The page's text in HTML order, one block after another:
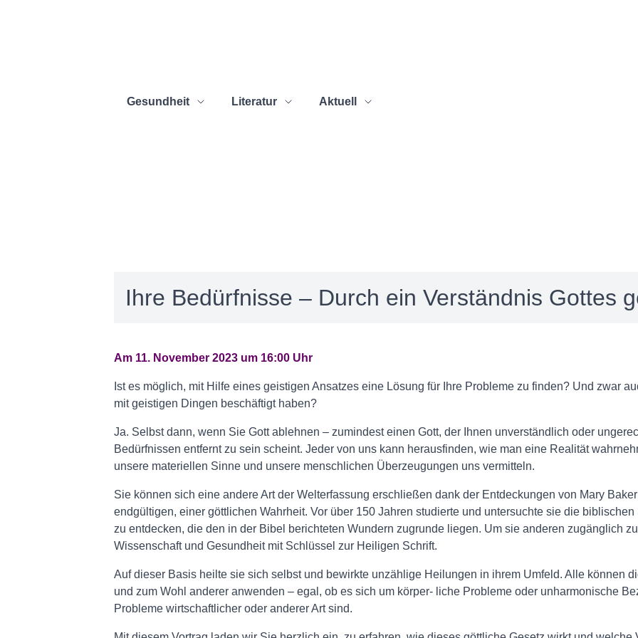
Gesundheit Literatur Aktuell
Ihre Bedürfnisse – Durch ein Verständnis Gottes
Am 11. November 2023 um 16:00 Uhr
Ist es möglich, mit Hilfe eines geistigen Ansatzes eine Lösung für Ihre Probleme zu finden? Und zwar
mit geistigen Dingen beschäftigt haben?
Ja. Selbst dann, wenn Sie Gott ablehnen – zumindest einen Gott, der Ihnen unverständlich oder
Bedürfnissen entfernt zu sein scheint. Jeder von uns kann herausfinden, wie man eine Realität
unsere materiellen Sinne und unsere menschlichen Überzeugungen uns vermitteln.
Sie können sich eine andere Art der Welterfassung erschließen dank der Entdeckungen von Mary
endgültigen, einer göttlichen Wahrheit. Vor über 150 Jahren studierte und untersuchte sie die
zu entdecken, die den in der Bibel berichteten Wundern zugrunde liegen. Um sie anderen zugänglich
Wissenschaft und Gesundheit mit Schlüssel zur Heiligen Schrift.
Auf dieser Basis heilte sie sich selbst und bewirkte unzählige Heilungen in ihrem Umfeld. Alle können
und zum Wohl anderer anwenden – egal, ob es sich um körper- liche Probleme oder unharmonische
Probleme wirtschaftlicher oder anderer Art sind.